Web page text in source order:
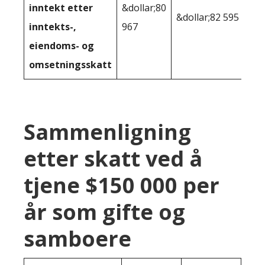
inntekt etter
inntekts-,
eiendoms- og
omsetningsskatt
&dollar;80
967
&dollar;82 595
Sammenligning
etter skatt ved å
tjene $150 000 per
år som gifte og
samboere